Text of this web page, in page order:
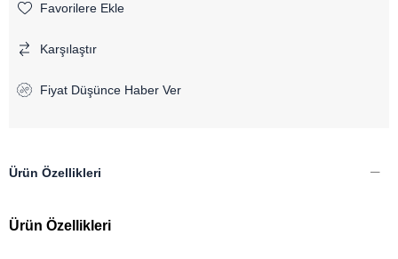
Favorilere Ekle
Karşılaştır
Fiyat Düşünce Haber Ver
Ürün Özellikleri
Ürün Özellikleri